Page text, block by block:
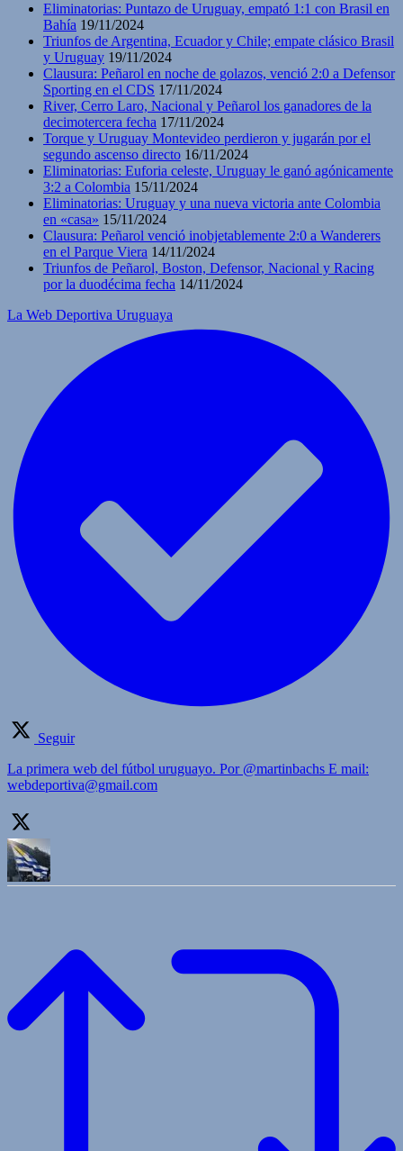
Eliminatorias: Puntazo de Uruguay, empató 1:1 con Brasil en
Bahía 19/11/2024
Triunfos de Argentina, Ecuador y Chile; empate clásico Brasil
y Uruguay 19/11/2024
Clausura: Peñarol en noche de golazos, venció 2:0 a Defensor
Sporting en el CDS 17/11/2024
River, Cerro Laro, Nacional y Peñarol los ganadores de la
decimotercera fecha 17/11/2024
Torque y Uruguay Montevideo perdieron y jugarán por el
segundo ascenso directo 16/11/2024
Eliminatorias: Euforia celeste, Uruguay le ganó agónicamente
3:2 a Colombia 15/11/2024
Eliminatorias: Uruguay y una nueva victoria ante Colombia
en «casa» 15/11/2024
Clausura: Peñarol venció inobjetablemente 2:0 a Wanderers
en el Parque Viera 14/11/2024
Triunfos de Peñarol, Boston, Defensor, Nacional y Racing
por la duodécima fecha 14/11/2024
La Web Deportiva Uruguaya
Seguir
La primera web del fútbol uruguayo. Por @martinbachs E mail:
webdeportiva@gmail.com